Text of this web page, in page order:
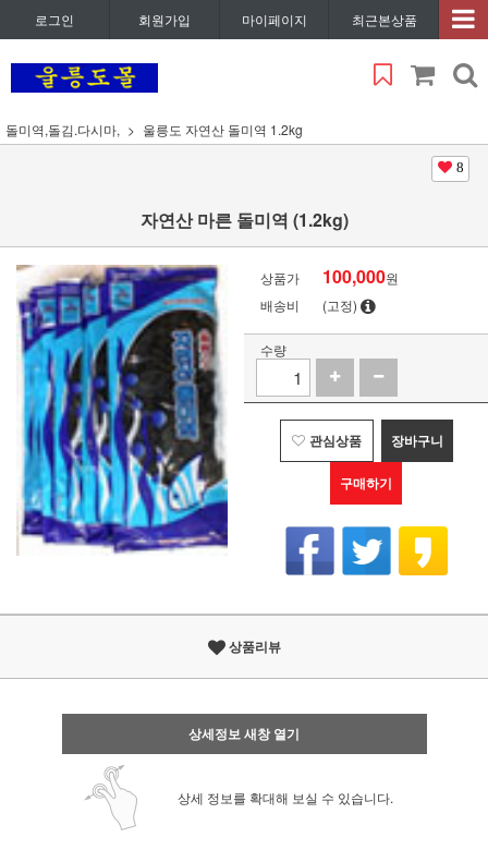
로그인 회원가입 마이페이지 최근본상품
돌미역,돌김.다시마, 울릉도 자연산 돌미역 1.2kg
8
자연산 마른 돌미역 (1.2kg)
상품가 100,000원
배송비
(고정)
수량
관심상품 장바구니
구매하기
상품리뷰
상세정보 새창 열기
상세 정보를 확대해 보실 수 있습니다.